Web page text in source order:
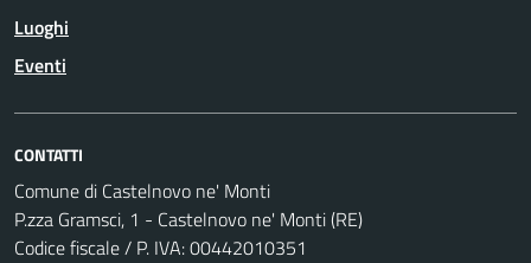
Luoghi
Eventi
CONTATTI
Comune di Castelnovo ne' Monti
P.zza Gramsci, 1 - Castelnovo ne' Monti (RE)
Codice fiscale / P. IVA: 00442010351